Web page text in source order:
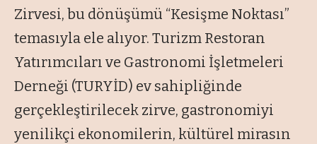
Zirvesi, bu dönüşümü “Kesişme Noktası”
temasıyla ele alıyor. Turizm Restoran
Yatırımcıları ve Gastronomi İşletmeleri
Derneği (TURYİD) ev sahipliğinde
gerçekleştirilecek zirve, gastronomiyi
yenilikçi ekonomilerin, kültürel mirasın